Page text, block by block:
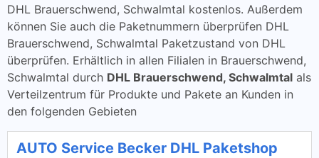
DHL Brauerschwend, Schwalmtal kostenlos. Außerdem
können Sie auch die Paketnummern überprüfen DHL
Brauerschwend, Schwalmtal Paketzustand von DHL
überprüfen. Erhältlich in allen Filialen in Brauerschwend,
Schwalmtal durch DHL Brauerschwend, Schwalmtal als
Verteilzentrum für Produkte und Pakete an Kunden in
den folgenden Gebieten
AUTO Service Becker DHL Paketshop